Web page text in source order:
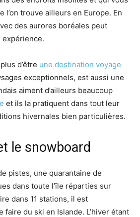
l’on trouve ailleurs en Europe. En
des aurores boréales peut
expérience.
d’être une destination voyage
exceptionnels, est aussi une
aiment d’ailleurs beaucoup
et ils la pratiquent dans tout leur
hivernales bien particulières.
le snowboard
pistes, une quarantaine de
dans toute l’île réparties sur
dans 11 stations, il est
faire du ski en Islande. L’hiver étant